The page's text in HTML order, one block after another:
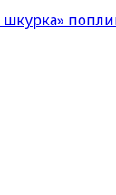
шкурка»